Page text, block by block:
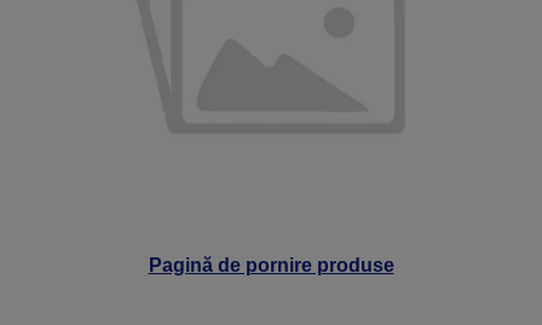
Pagină de pornire produse